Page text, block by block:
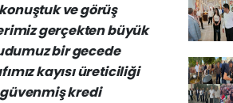
konuştukvegörüş
gerçektenbüyük
birgecede
kayısıüreticiliği
güvenmişkredi